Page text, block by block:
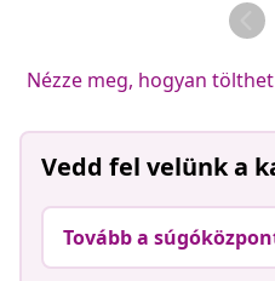
Nézze meg, hogyan
Vedd fel velünk a
Tovább a